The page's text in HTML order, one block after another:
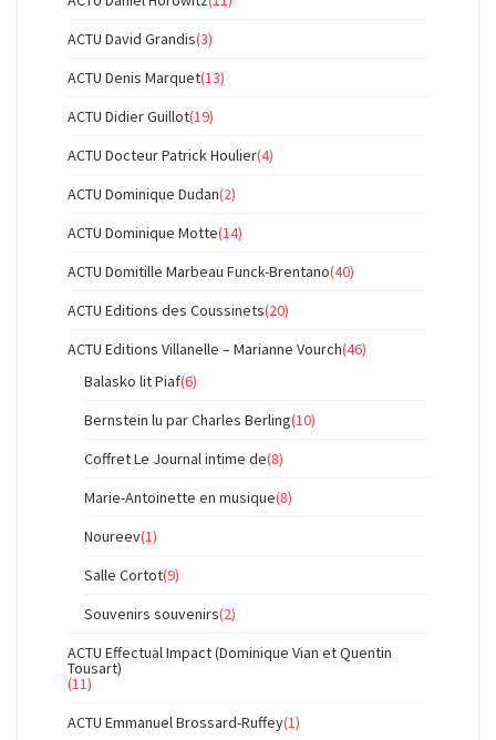
ACTU David Grandis(3)
ACTU Denis Marquet(13)
ACTU Didier Guillot(19)
ACTU Docteur Patrick Houlier(4)
ACTU Dominique Dudan(2)
ACTU Dominique Motte(14)
ACTU Domitille Marbeau Funck-Brentano(40)
ACTU Editions des Coussinets(20)
ACTU Editions Villanelle – Marianne Vourch(46)
Balasko lit Piaf(6)
Bernstein lu par Charles Berling(10)
Coffret Le Journal intime de(8)
Marie-Antoinette en musique(8)
Noureev(1)
Salle Cortot(9)
Souvenirs souvenirs(2)
ACTU Effectual Impact (Dominique Vian et Quentin
Tousart)
(11)
ACTU Emmanuel Brossard-Ruffey(1)